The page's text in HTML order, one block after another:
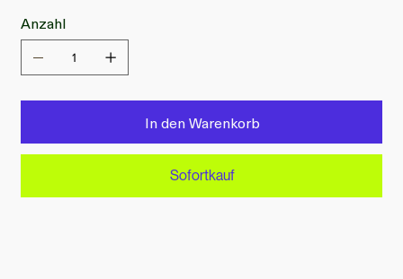
Anzahl
In den Warenkorb
Sofortkauf